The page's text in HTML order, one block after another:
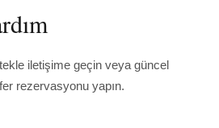
iletişime geçin veya güncel
rezervasyonu yapın.